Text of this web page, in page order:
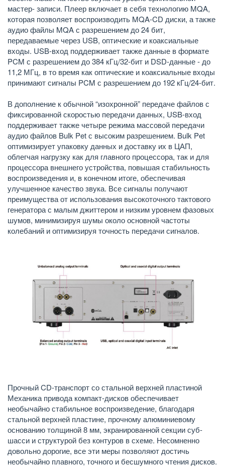
мастер- записи. Плеер включает в себя технологию MQA,
которая позволяет воспроизводить MQA-CD диски, а также
аудио файлы MQA с разрешением до 24 бит,
передаваемые через USB, оптические и коаксиальные
входы. USB-вход поддерживает также данные в формате
PCM с разрешением до 384 кГц/32-бит и DSD-данные - до
11,2 МГц, в то время как оптические и коаксиальные входы
принимают сигналы PCM с разрешением до 192 кГц/24-бит.
В дополнение к обычной “изохронной” передаче файлов с
фиксированной скоростью передачи данных, USB-вход
поддерживает также четыре режима массовой передачи
аудио файлов Bulk Pet с высоким разрешением. Bulk Pet
оптимизирует упаковку данных и доставку их в ЦАП,
облегчая нагрузку как для главного процессора, так и для
процессора внешнего устройства, повышая стабильность
воспроизведения и, в конечном итоге, обеспечивая
улучшенное качество звука. Все сигналы получают
преимущества от использования высокоточного тактового
генератора с малым джиттером и низким уровнем фазовых
шумов, минимизируя шумы около основной частоты
колебаний и оптимизируя точность передачи сигналов.
Прочный CD-транспорт со стальной верхней пластиной
Механика привода компакт-дисков обеспечивает
необычайно стабильное воспроизведение, благодаря
стальной верхней пластине, прочному алюминиевому
основанию толщиной 8 мм, экранированной секции суб-
шасси и структурой без контуров в схеме. Несомненно
довольно дорогие, все эти меры позволяют достичь
необычайно плавного, точного и бесшумного чтения дисков.